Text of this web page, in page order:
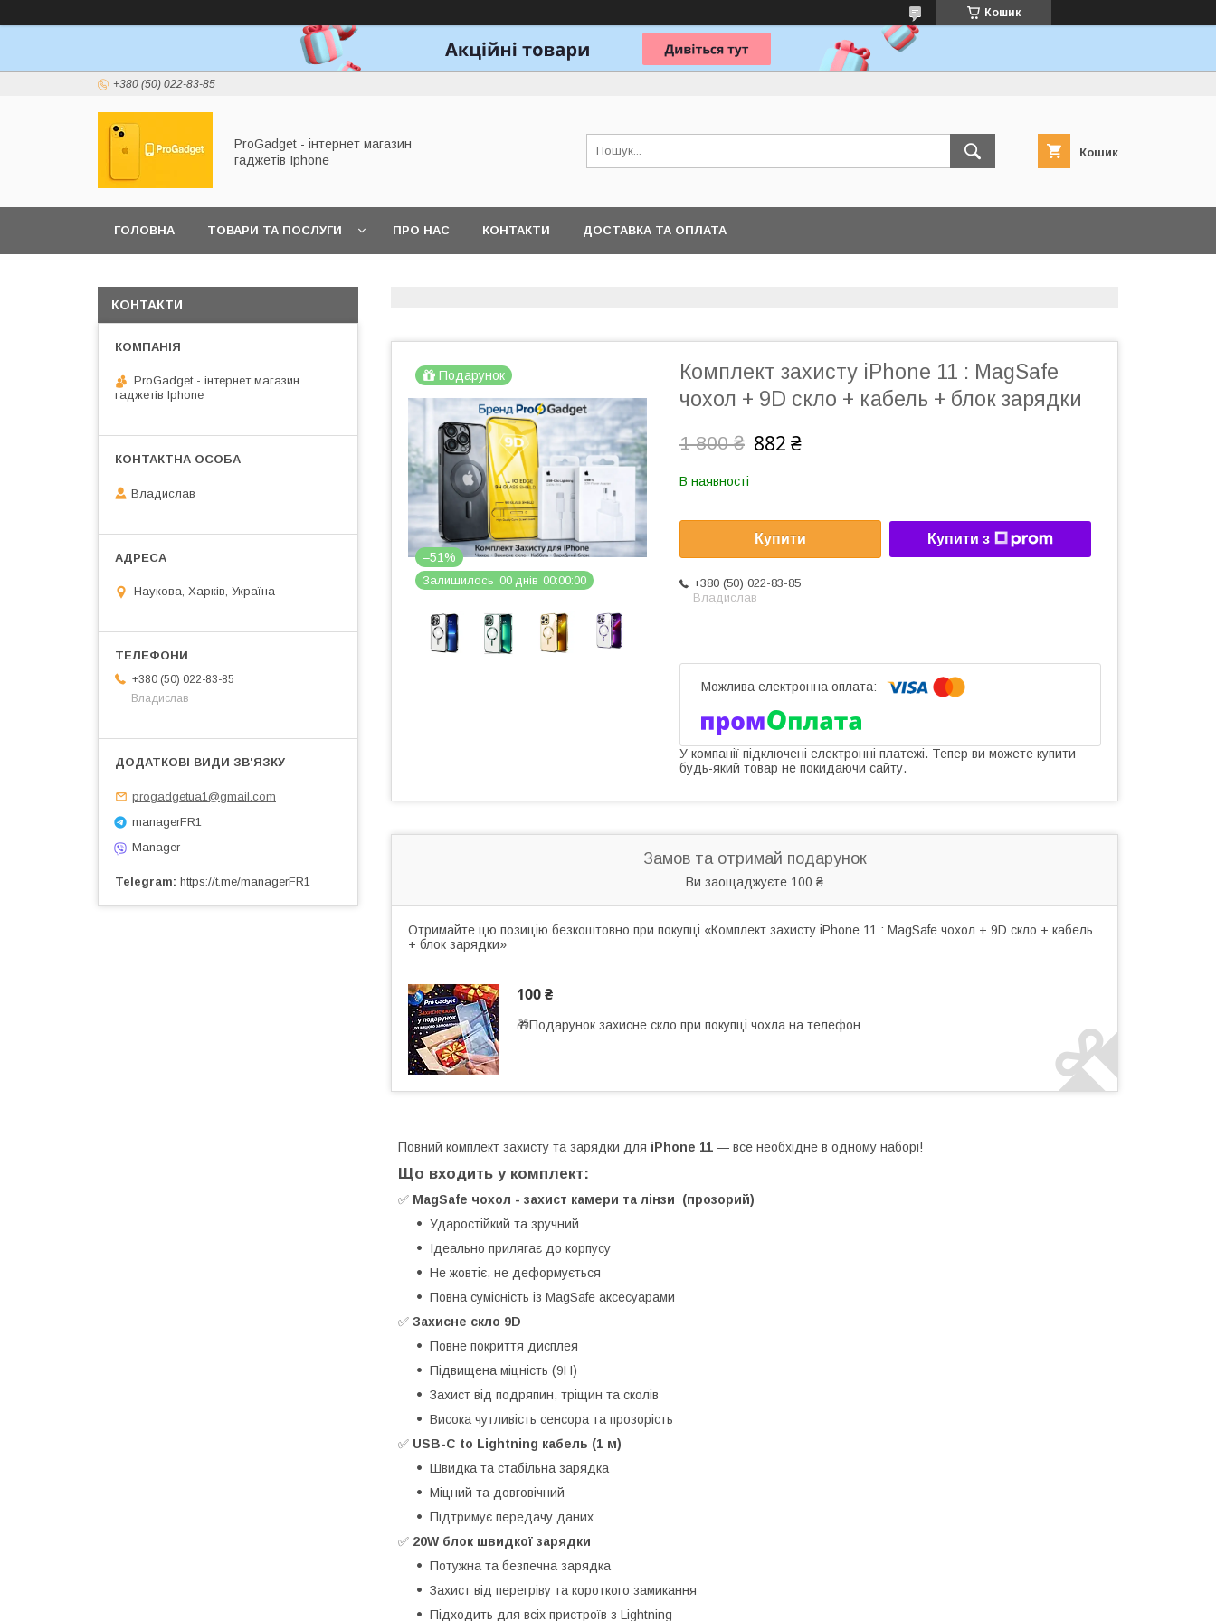
Кошик
+380 (50) 022-83-85
ProGadget - iнтернет магазин
гаджетів Iphone
Кошик
ГОЛОВНА ТОВАРИ ТА ПОСЛУГИ ПРО НАС КОНТАКТИ ДОСТАВКА ТА ОПЛАТА
Подарунок
–51%
Залишилось 00 днів 00 00 00
Комплект захисту iPhone 11 : MagSafe
чохол + 9D скло + кабель + блок зарядки
1 800 ₴ 882 ₴
В наявності
Купити Купити з
+380 (50) 022-83-85
Владислав
У компанії підключені електронні платежі. Тепер ви можете купити
будь-який товар не покидаючи сайту.
Замов та отримай подарунок
Ви заощаджуєте 100 ₴
Отримайте цю позицію безкоштовно при покупці «Комплект захисту iPhone 11 : MagSafe чохол + 9D скло + кабель
+ блок зарядки»
100 ₴
🎁Подарунок захисне скло при покупці чохла на телефон
Повний комплект захисту та зарядки для iPhone 11 — все необхідне в одному наборі!
Що входить у комплект:
✅ MagSafe чохол - захист камери та лінзи (прозорий)
Ударостійкий та зручний
Ідеально прилягає до корпусу
Не жовтіє, не деформується
Повна сумісність із MagSafe аксесуарами
✅ Захисне скло 9D
Повне покриття дисплея
Підвищена міцність (9H)
Захист від подряпин, тріщин та сколів
Висока чутливість сенсора та прозорість
✅ USB-C to Lightning кабель (1 м)
Швидка та стабільна зарядка
Міцний та довговічний
Підтримує передачу даних
✅ 20W блок швидкої зарядки
Потужна та безпечна зарядка
Захист від перегріву та короткого замикання
Підходить для всіх пристроїв з Lightning
КОНТАКТИ
ProGadget - iнтернет магазин
гаджетів Iphone
Владислав
Наукова, Харків, Україна
+380 (50) 022-83-85
Владислав
progadgetua1@gmail.com
managerFR1
Manager
Telegram https://t.me/managerFR1